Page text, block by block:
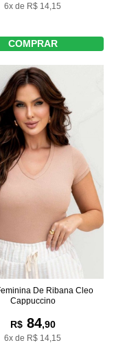
6x de R$ 14,15
COMPRAR
De Ribana Cleo
Cappuccino
R$84,90
6x de R$ 14,15